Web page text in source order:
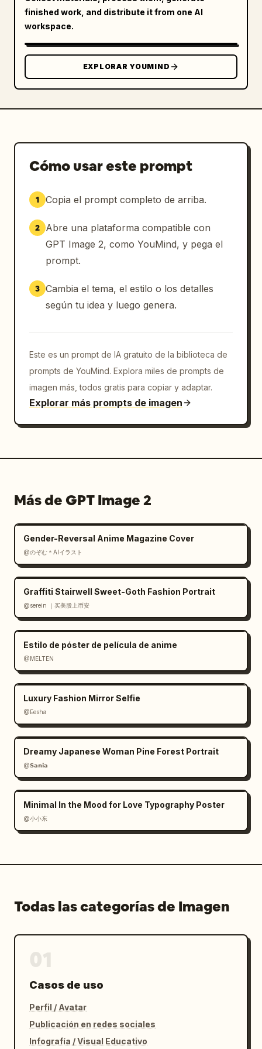
finished work, and distribute it from one AI
workspace.
EXPLORAR YOUMIND
Cómo usar este prompt
1 Copia el prompt completo de arriba.
2
Abre una plataforma compatible con
GPT Image 2, como YouMind, y pega el
prompt.
3 Cambia el tema, el estilo o los detalles
según tu idea y luego genera.
Este es un prompt de IA gratuito de la biblioteca de
prompts de YouMind. Explora miles de prompts de
imagen más, todos gratis para copiar y adaptar.
Explorar más prompts de imagen
Más de GPT Image 2
Gender-Reversal Anime Magazine Cover
@のぞむ＊AIイラスト
Graffiti Stairwell Sweet-Goth Fashion Portrait
@serein ｜买美股上币安
Estilo de póster de película de anime
@MELTEN
Luxury Fashion Mirror Selfie
@Eesha
Dreamy Japanese Woman Pine Forest Portrait
@𝗦𝗮𝗻𝗶𝗮
Minimal In the Mood for Love Typography Poster
@小小东
Todas las categorías de Imagen
Casos de uso
Perfil / Avatar
Publicación en redes sociales
Infografía / Visual Educativo